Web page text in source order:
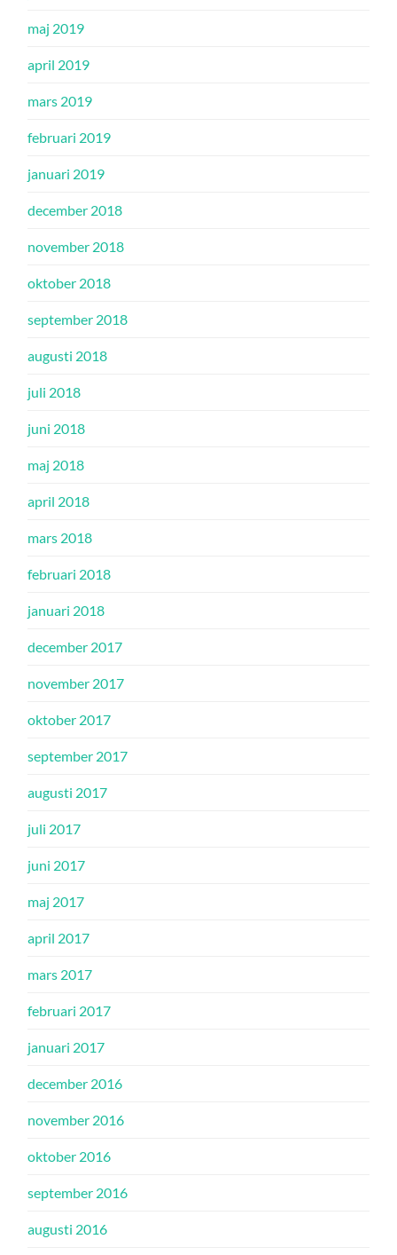
maj 2019
april 2019
mars 2019
februari 2019
januari 2019
december 2018
november 2018
oktober 2018
september 2018
augusti 2018
juli 2018
juni 2018
maj 2018
april 2018
mars 2018
februari 2018
januari 2018
december 2017
november 2017
oktober 2017
september 2017
augusti 2017
juli 2017
juni 2017
maj 2017
april 2017
mars 2017
februari 2017
januari 2017
december 2016
november 2016
oktober 2016
september 2016
augusti 2016